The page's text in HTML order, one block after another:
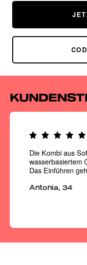
Die Kombi aus
wasserbasiertem
Das Einführen
Antonia, 34